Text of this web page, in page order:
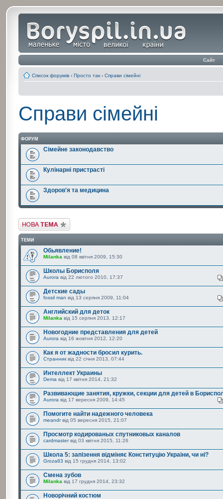
Сайт ‹
Список форумів ‹ Просто так ‹ Справи сімейні
Справи сімейні
ФОРУМ
Сімейне законодавство
Кулінарні пристрасті
Здоров'я та медицина
Створити нову тему
ТЕМИ
Обьявление!
Milanka від 08 квітня 2009, 15:30
Школы Борисполя
Aurora від 22 лютого 2010, 17:37
Детские сады
fossil man від 13 серпня 2009, 11:04
Английский для деток
Milanka від 15 серпня 2013, 12:17
Новогодние представления для детей
Aurora від 16 жовтня 2012, 12:20
Как я от жадности бросил курить.
Странниквід 22 січня 2013, 07:44
Интеллект Украины
Dema від 17 квітня 2014, 21:32
Развивающие занятия, кружки, секции для детей в
Aurora від 17 вересня 2009, 14:45
Помогите найти надежного человека
meandrвід 05 вересня 2015, 21:07
Просмотр кодированых спутниковых каналов
cardmasterвід 03 квітня 2015, 11:26
Школа 5: запізення відміняє Конституцію Украіни, чи ні?
Groza83 від 15 грудня 2014, 13:02
Смена зубов
Milanka від 17 грудня 2014, 23:32
Новорічний костюм